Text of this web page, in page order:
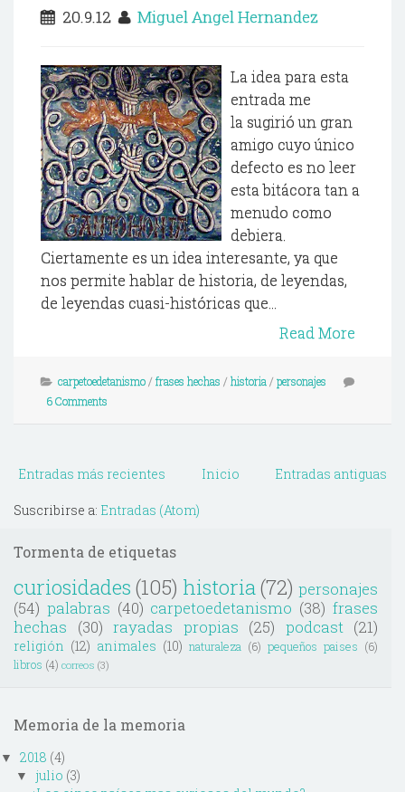
20.9.12 Miguel Angel Hernandez
La idea para esta
entrada me
la sugirió un gran
amigo cuyo único
defecto es no leer
esta bitácora tan a
menudo como
debiera.
Ciertamente es un idea interesante, ya que
nos permite hablar de historia, de leyendas,
de leyendas cuasi-históricas que...
Read More
carpetoedetanismo/ frases hechas / historia / personajes
6 Comments
Entradas más recientes Entradas antiguas
Inicio
Suscribirse a: Entradas (Atom)
Tormenta de etiquetas
curiosidades (105) historia(72) personajes
(54) palabras (40) carpetoedetanismo (38) frases
hechas
(30) rayadas propias (25) podcast (21)
religión (12) animales (10) naturaleza (6) pequeños paises (6)
libros (4) correos (3)
Memoria de la memoria
▼ 2018 (4)
▼ julio (3)